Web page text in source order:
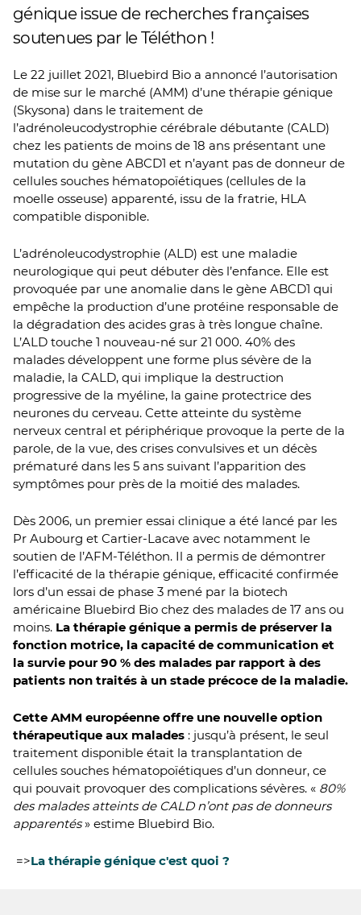
génique issue de recherches françaises
soutenues par le Téléthon !
Le 22 juillet 2021, Bluebird Bio a annoncé l’autorisation
de mise sur le marché (AMM) d’une thérapie génique
(Skysona) dans le traitement de
l’adrénoleucodystrophie cérébrale débutante (CALD)
chez les patients de moins de 18 ans présentant une
mutation du gène ABCD1 et n’ayant pas de donneur de
cellules souches hématopoïétiques (cellules de la
moelle osseuse) apparenté, issu de la fratrie, HLA
compatible disponible.
L’adrénoleucodystrophie (ALD) est une maladie
neurologique qui peut débuter dès l’enfance. Elle est
provoquée par une anomalie dans le gène ABCD1 qui
empêche la production d’une protéine responsable de
la dégradation des acides gras à très longue chaîne.
L’ALD touche 1 nouveau-né sur 21 000. 40% des
malades développent une forme plus sévère de la
maladie, la CALD, qui implique la destruction
progressive de la myéline, la gaine protectrice des
neurones du cerveau. Cette atteinte du système
nerveux central et périphérique provoque la perte de la
parole, de la vue, des crises convulsives et un décès
prématuré dans les 5 ans suivant l’apparition des
symptômes pour près de la moitié des malades.
Dès 2006, un premier essai clinique a été lancé par les
Pr Aubourg et Cartier-Lacave avec notamment le
soutien de l’AFM-Téléthon. Il a permis de démontrer
l’efficacité de la thérapie génique, efficacité confirmée
lors d’un essai de phase 3 mené par la biotech
américaine Bluebird Bio chez des malades de 17 ans ou
moins. La thérapie génique a permis de préserver la
fonction motrice, la capacité de communication et
la survie pour 90 % des malades par rapport à des
patients non traités à un stade précoce de la maladie.
Cette AMM européenne offre une nouvelle option
thérapeutique aux malades : jusqu’à présent, le seul
traitement disponible était la transplantation de
cellules souches hématopoïétiques d’un donneur, ce
qui pouvait provoquer des complications sévères. « 80%
des malades atteints de CALD n’ont pas de donneurs
apparentés» estime Bluebird Bio.
=>La thérapie génique c'est quoi ?